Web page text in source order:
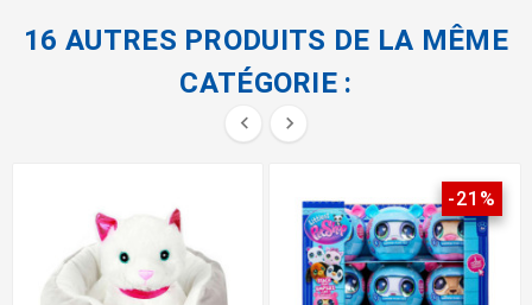
16 AUTRES PRODUITS DE LA MÊME
CATÉGORIE :
 
-21%